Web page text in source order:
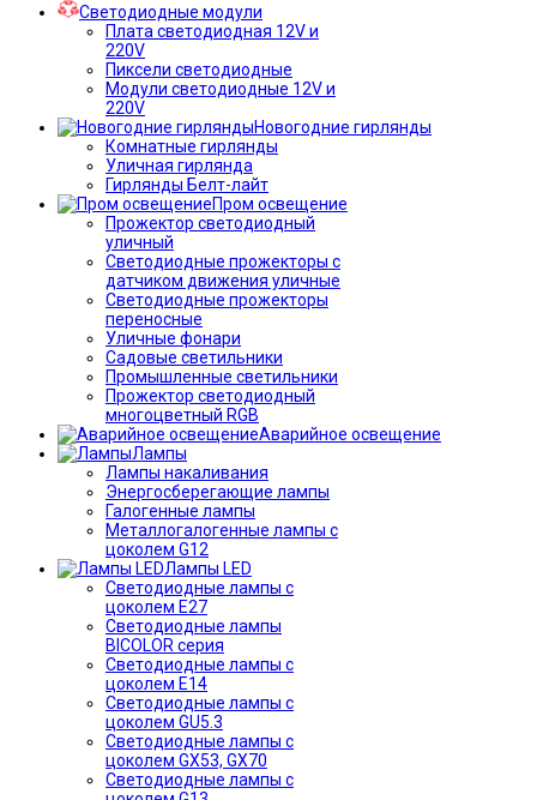
Светодиодные модули
Плата светодиодная 12V и
220V
Пиксели светодиодные
Модули светодиодные 12V и
220V
Новогодние гирлянды
Комнатные гирлянды
Уличная гирлянда
Гирлянды Белт-лайт
Пром освещение
Прожектор светодиодный
уличный
Светодиодные прожекторы с
датчиком движения уличные
Светодиодные прожекторы
переносные
Уличные фонари
Садовые светильники
Промышленные светильники
Прожектор светодиодный
многоцветный RGB
Аварийное освещение
Лампы
Лампы накаливания
Энергосберегающие лампы
Галогенные лампы
Металлогалогенные лампы с
цоколем G12
Лампы LED
Светодиодные лампы с
цоколем E27
Светодиодные лампы
BICOLOR серия
Светодиодные лампы с
цоколем E14
Светодиодные лампы с
цоколем GU5.3
Светодиодные лампы с
цоколем GX53, GX70
Светодиодные лампы с